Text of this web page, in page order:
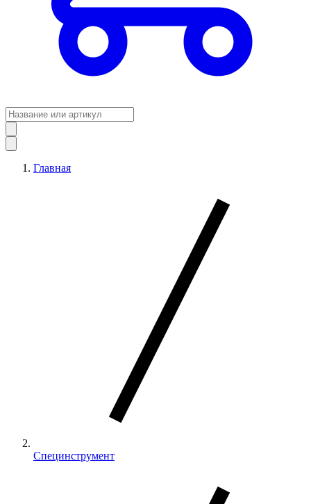
Главная
Специнструмент